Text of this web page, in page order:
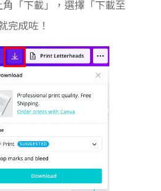
「下載」，選擇「下載至
完成咗！